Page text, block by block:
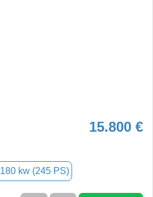
15.800 €
180 kw (245 PS)